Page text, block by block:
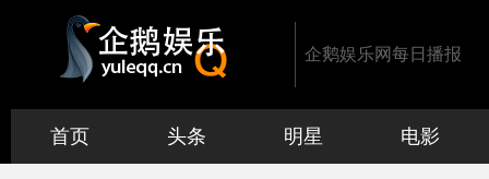
企鹅娱乐网每日播报
首页 头条 明星 电影